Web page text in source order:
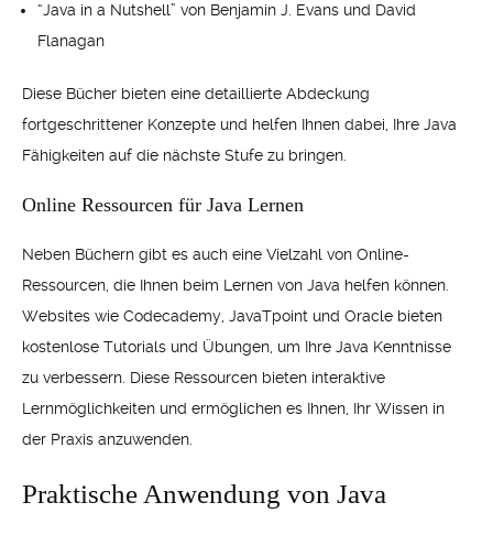
“Java in a Nutshell” von Benjamin J. Evans und David
Flanagan
Diese Bücher bieten eine detaillierte Abdeckung
fortgeschrittener Konzepte und helfen Ihnen dabei, Ihre Java
Fähigkeiten auf die nächste Stufe zu bringen.
Online Ressourcen für Java Lernen
Neben Büchern gibt es auch eine Vielzahl von Online-
Ressourcen, die Ihnen beim Lernen von Java helfen können.
Websites wie Codecademy, JavaTpoint und Oracle bieten
kostenlose Tutorials und Übungen, um Ihre Java Kenntnisse
zu verbessern. Diese Ressourcen bieten interaktive
Lernmöglichkeiten und ermöglichen es Ihnen, Ihr Wissen in
der Praxis anzuwenden.
Praktische Anwendung von Java